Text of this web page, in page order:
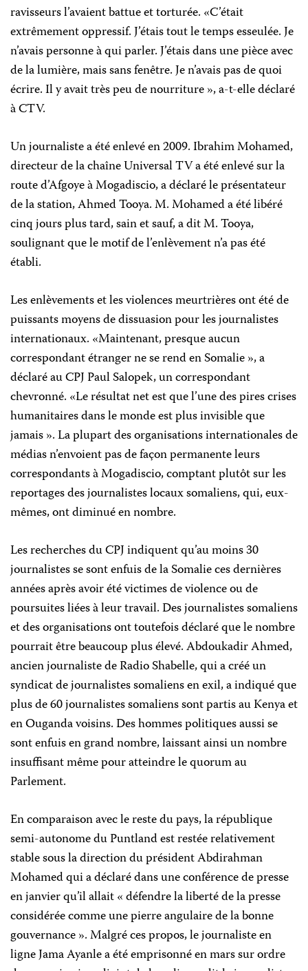
ravisseurs l’avaient battue et torturée. «C’était
extrêmement oppressif. J’étais tout le temps esseulée. Je
n’avais personne à qui parler. J’étais dans une pièce avec
de la lumière, mais sans fenêtre. Je n’avais pas de quoi
écrire. Il y avait très peu de nourriture », a-t-elle déclaré
à CTV.
Un journaliste a été enlevé en 2009. Ibrahim Mohamed,
directeur de la chaîne Universal TV a été enlevé sur la
route d’Afgoye à Mogadiscio, a déclaré le présentateur
de la station, Ahmed Tooya. M. Mohamed a été libéré
cinq jours plus tard, sain et sauf, a dit M. Tooya,
soulignant que le motif de l’enlèvement n’a pas été
établi.
Les enlèvements et les violences meurtrières ont été de
puissants moyens de dissuasion pour les journalistes
internationaux. «Maintenant, presque aucun
correspondant étranger ne se rend en Somalie », a
déclaré au CPJ Paul Salopek, un correspondant
chevronné. «Le résultat net est que l’une des pires crises
humanitaires dans le monde est plus invisible que
jamais ». La plupart des organisations internationales de
médias n’envoient pas de façon permanente leurs
correspondants à Mogadiscio, comptant plutôt sur les
reportages des journalistes locaux somaliens, qui, eux-
mêmes, ont diminué en nombre.
Les recherches du CPJ indiquent qu’au moins 30
journalistes se sont enfuis de la Somalie ces dernières
années après avoir été victimes de violence ou de
poursuites liées à leur travail. Des journalistes somaliens
et des organisations ont toutefois déclaré que le nombre
pourrait être beaucoup plus élevé. Abdoukadir Ahmed,
ancien journaliste de Radio Shabelle, qui a créé un
syndicat de journalistes somaliens en exil, a indiqué que
plus de 60 journalistes somaliens sont partis au Kenya et
en Ouganda voisins. Des hommes politiques aussi se
sont enfuis en grand nombre, laissant ainsi un nombre
insuffisant même pour atteindre le quorum au
Parlement.
En comparaison avec le reste du pays, la république
semi-autonome du Puntland est restée relativement
stable sous la direction du président Abdirahman
Mohamed qui a déclaré dans une conférence de presse
en janvier qu’il allait « défendre la liberté de la presse
considérée comme une pierre angulaire de la bonne
gouvernance ». Malgré ces propos, le journaliste en
ligne Jama Ayanle a été emprisonné en mars sur ordre